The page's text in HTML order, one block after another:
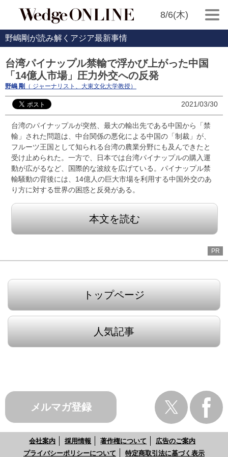
8/6(木)
野嶋剛が読み解くアジア最新事情
台湾パイナップル禁輸で浮かび上がった中国
「14億人市場」圧力外交への反発
野嶋 剛 （ ジャーナリスト、大東文化大学教授）
2021/03/30
台湾のパイナップルが突然、最大の輸出先である中国から「禁
輸」された問題は、中台関係の悪化による中国の「制裁」が、
フルーツ王国として知られる台湾の農業分野にも及んできたと
受け止められた。一方で、日本では台湾パイナップルの購入運
動が広がるなど、国際的な波紋を広げている。パイナップル禁
輸騒動の背後には、14億人の巨大市場を利用する中国外交のあ
り方に対する世界の困惑と反発がある。
本文を読む
PR
トップページ
人気記事
メルマガ登録
会社案内 採用情報 著作権について
広告のご案内
プライバシーポリシーについて
特定商取引法に基づく表示